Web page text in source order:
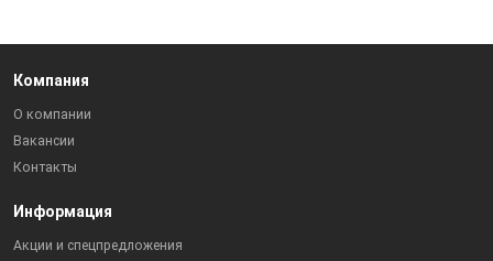
Компания
О компании
Вакансии
Контакты
Информация
Акции и спецпредложения